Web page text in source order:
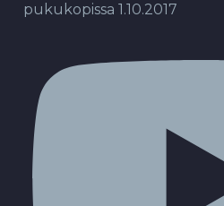
pukukopissa 1.10.2017